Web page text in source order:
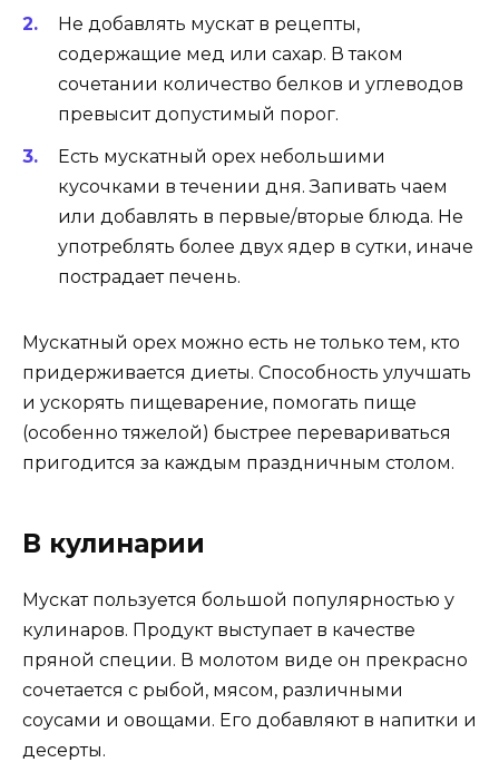
Не добавлять мускат в рецепты,
содержащие мед или сахар. В таком
сочетании количество белков и углеводов
превысит допустимый порог.
Есть мускатный орех небольшими
кусочками в течении дня. Запивать чаем
или добавлять в первые/вторые блюда. Не
употреблять более двух ядер в сутки, иначе
пострадает печень.
Мускатный орех можно есть не только тем, кто
придерживается диеты. Способность улучшать
и ускорять пищеварение, помогать пище
(особенно тяжелой) быстрее перевариваться
пригодится за каждым праздничным столом.
В кулинарии
Мускат пользуется большой популярностью у
кулинаров. Продукт выступает в качестве
пряной специи. В молотом виде он прекрасно
сочетается с рыбой, мясом, различными
соусами и овощами. Его добавляют в напитки и
десерты.